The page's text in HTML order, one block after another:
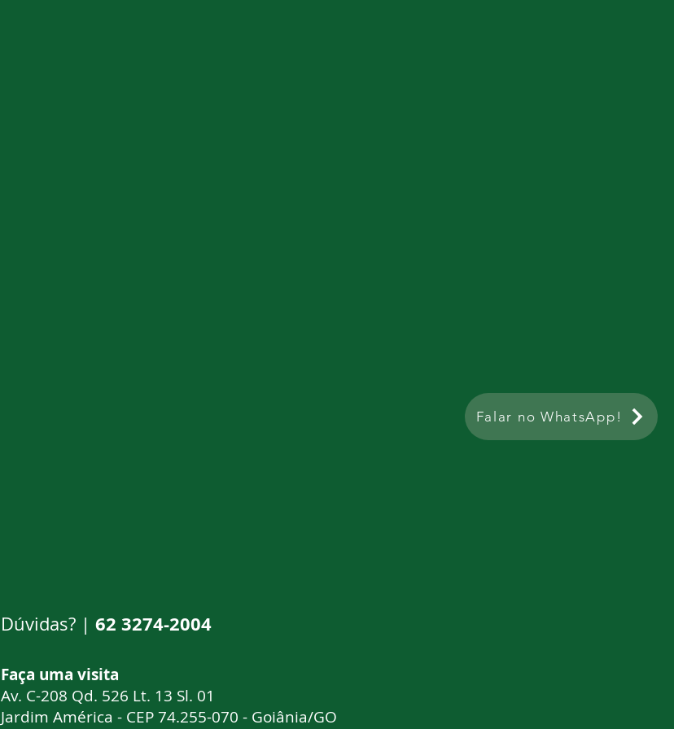
Falar no WhatsApp!
Dúvidas? | 62 3274-2004
Faça uma visita
Av. C-208 Qd. 526 Lt. 13 Sl. 01
Jardim América - CEP 74.255-070 - Goiânia/GO